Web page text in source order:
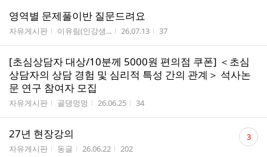
영역별 문제풀이반 질문드려요
게시판명
자유게시판 작성자
이유림(인강생... 작성시간
26.07.13 조회수
37
[초심상담자 대상/10분께 5000원 편의점 쿠폰] ＜초심
상담자의 상담 경험 및 심리적 특성 간의 관계＞ 석사논
문 연구 참여자 모집
게시판명
자유게시판 작성자
골댕멍멍 작성시간
26.06.25 조회수
34
27년 현장강의
게시판명
자유게시판 작성자
동글 작성시간
26.06.22 조회수
202
댓
글 3